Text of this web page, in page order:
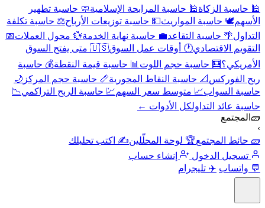
🕌 حاسبة الزكاة🕌 حاسبة المرابحة الإسلامية🧼 حاسبة تطهير
الأسهم🕊️ حاسبة المواريث💵 حاسبة توزيعات الأرباح⚖️ حاسبة تكلفة
التداول🌴 حاسبة التقاعد💼 حاسبة نهاية الخدمة💱 محول العملات📅
التقويم الاقتصادي🕐 أوقات عمل السوق
🇺🇸 متى يفتح السوق
الأمريكي؟🧮 حاسبة حجم اللوت 📊 حاسبة قيمة النقطة💰 حاسبة
ربح الفوركس 📐 حاسبة النقاط المحورية📏 حاسبة حجم المركز 🌙
حاسبة السواب📈 متوسط سعر السهم💹 حاسبة الربح التراكمي📉
حاسبة عائد التداولكل الأدوات ←
🧱 المجتمع
›
🧱 حائط المجتمع🏆 لوحة المحلّلين✍️ اكتب تحليلك
تسجيل الدخول
إنشاء حساب
💬 واتساب ✈️ تليجرام